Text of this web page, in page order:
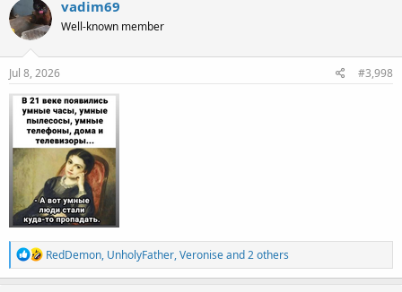
vadim69
Well-known member
Jul 8, 2026 #3,998
R
e
a
RedDemon, UnholyFather,Veroniseand 2 others